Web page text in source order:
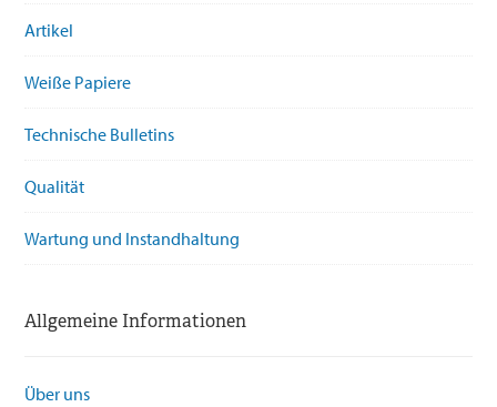
Artikel
Weiße Papiere
Technische Bulletins
Qualität
Wartung und Instandhaltung
Allgemeine Informationen
Über uns